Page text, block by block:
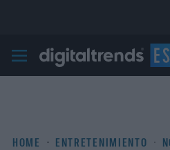
Digital Trends
HOME ENTRETENIMIENTO